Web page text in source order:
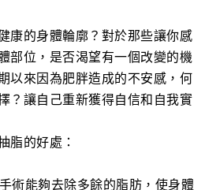
康的身體輪廓？對於那些讓你感
部位，是否渴望有一個改變的機
以來因為肥胖造成的不安感，何
？讓自己重新獲得自信和自我實
脂的好處：
術能夠去除多餘的脂肪，使身體